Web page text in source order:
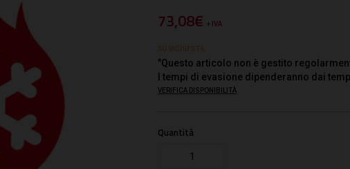
73,08€+ IVA
SU RICHIESTA
"Questo articolo non è gestito
I tempi di evasione dipenderanno dai
VERIFICA DISPONIBILITÀ
Quantità